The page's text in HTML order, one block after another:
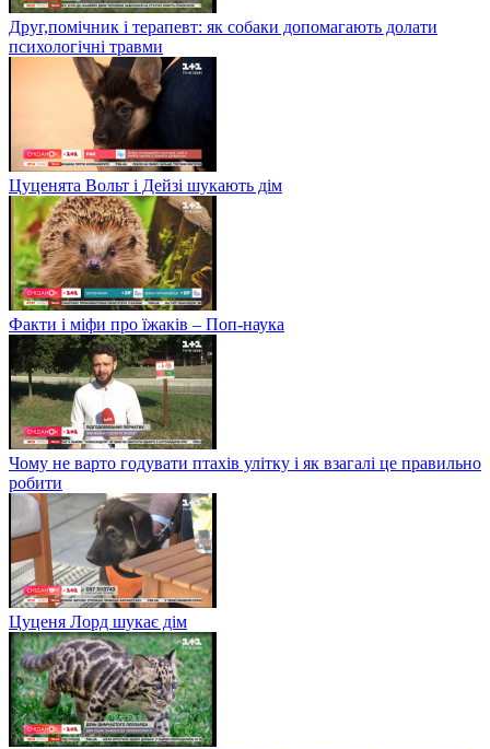
Друг,помічник і терапевт: як собаки допомагають долати
психологічні травми
Цуценята Вольт і Дейзі шукають дім
Факти і міфи про їжаків – Поп-наука
Чому не варто годувати птахів улітку і як взагалі це правильно
робити
Цуценя Лорд шукає дім